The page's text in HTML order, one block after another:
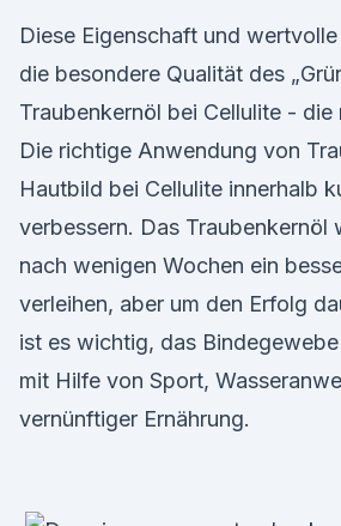
Diese Eigenschaft und
die besondere Qualität des
Traubenkernöl bei Cellulite -
Die richtige Anwendung von
Hautbild bei Cellulite innerhalb
verbessern. Das Traubenkernöl
nach wenigen Wochen ein
verleihen, aber um den Erfolg
ist es wichtig, das
mit Hilfe von Sport,
vernünftiger Ernährung.